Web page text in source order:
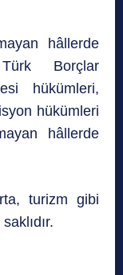
hâllerde
Borçlar
hükümleri,
hükümleri
hâllerde
turizm gibi